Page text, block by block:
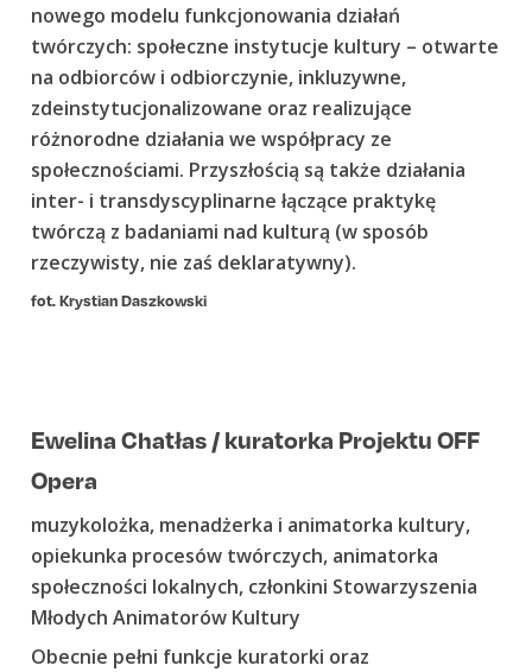
nowego modelu funkcjonowania działań
twórczych: społeczne instytucje kultury – otwarte
na odbiorców i odbiorczynie, inkluzywne,
zdeinstytucjonalizowane oraz realizujące
różnorodne działania we współpracy ze
społecznościami. Przyszłością są także działania
inter- i transdyscyplinarne łączące praktykę
twórczą z badaniami nad kulturą (w sposób
rzeczywisty, nie zaś deklaratywny).
fot. Krystian Daszkowski
Ewelina Chatłas / kuratorka Projektu OFF
Opera
muzykolożka, menadżerka i animatorka kultury,
opiekunka procesów twórczych, animatorka
społeczności lokalnych, członkini Stowarzyszenia
Młodych Animatorów Kultury
Obecnie pełni funkcje kuratorki oraz